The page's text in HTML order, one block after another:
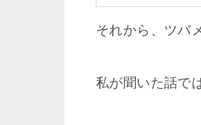
それから、ツバ
私が聞いた話で